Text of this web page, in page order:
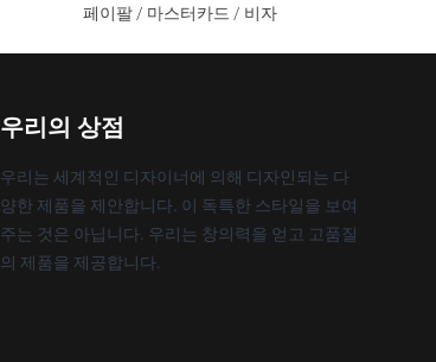
페이팔 / 마스터카드 / 비자
우리의 상점
우리는 세계적인 디자이너에 의해 디자인되는 다
양한 제품을 제안합니다. 이 독특한 스타일을 보여
주는 것은 아닙니다. 우리는 창의력을 얻고 고품질
의 제품을 제공합니다.